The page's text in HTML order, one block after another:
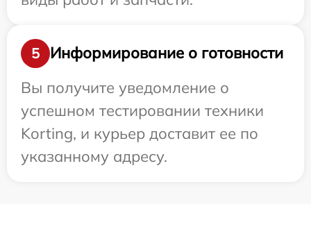
5
Информирование о готовности
Вы получите уведомление о
успешном тестировании техники
Korting, и курьер доставит ее по
указанному адресу.